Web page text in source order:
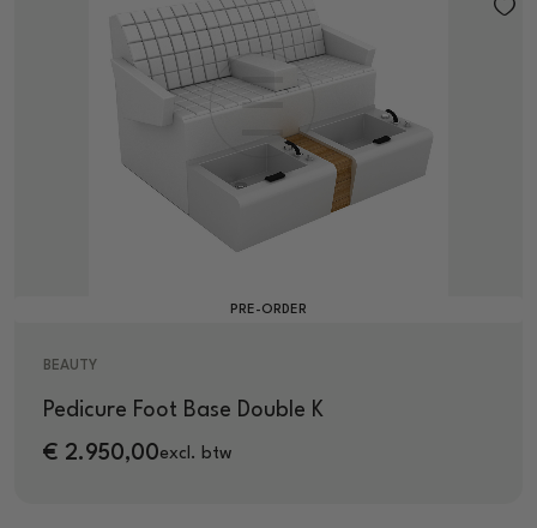
PRE-ORDER
BEAUTY
Pedicure Foot Base Double K
€ 2.950,00excl. btw